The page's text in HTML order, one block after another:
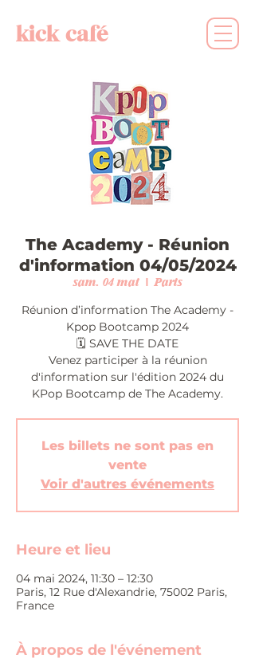
kick café
The Academy - Réunion
d'information 04/05/2024
sam. 04 mai
  |
Paris
Réunion d’information The Academy -
Kpop Bootcamp 2024
🗓️ SAVE THE DATE
Venez participer à la réunion
d'information sur l'édition 2024 du
KPop Bootcamp de The Academy.
Les billets ne sont pas en
vente
Voir d'autres événements
Heure et lieu
04 mai 2024, 11:30 – 12:30
Paris, 12 Rue d'Alexandrie, 75002 Paris,
France
À propos de l'événement